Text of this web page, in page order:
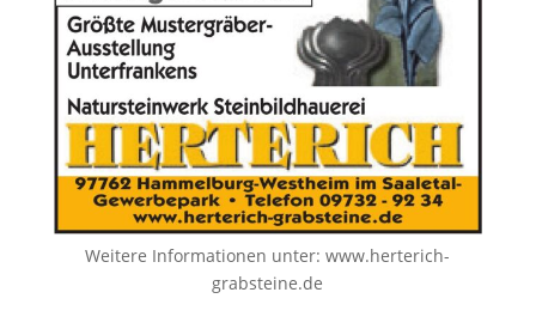
Weitere Informationen unter:www.herterich-
grabsteine.de